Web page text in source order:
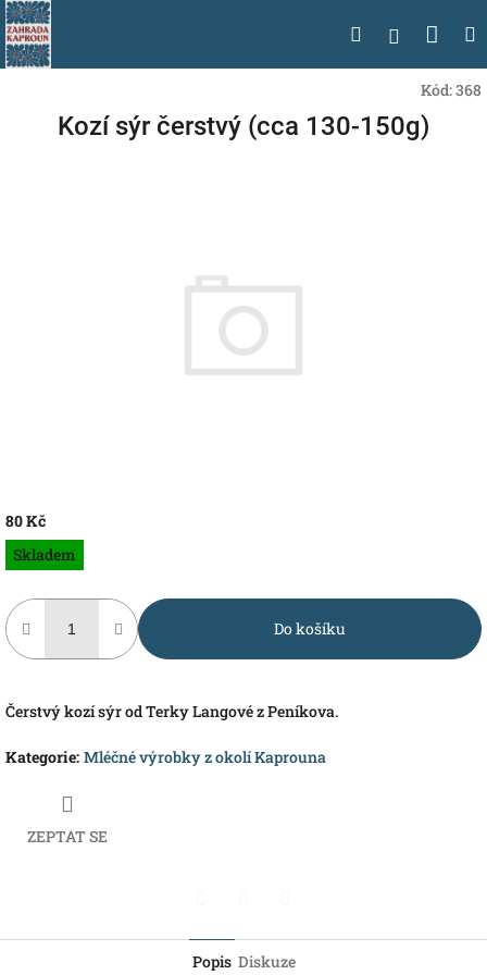
Přejít
na
obsah
Hledat
Kód:368
Kozí sýr čerstvý (cca 130-150g)
80 Kč
Měrná
cena:
Skladem
Do košíku
Čerstvý kozí sýr od Terky Langové z Peníkova.
Kategorie: Mléčné výrobky z okolí Kaprouna
ZEPTAT SE
Popis Diskuze